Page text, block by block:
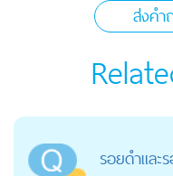
ส่งค
รอยดำและ